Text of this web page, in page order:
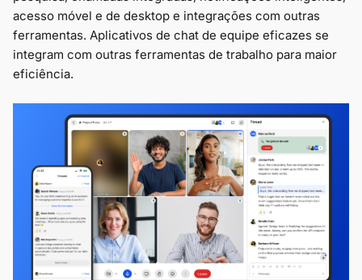
acesso móvel e de desktop e integrações com outras
ferramentas. Aplicativos de chat de equipe eficazes se
integram com outras ferramentas de trabalho para maior
eficiência.